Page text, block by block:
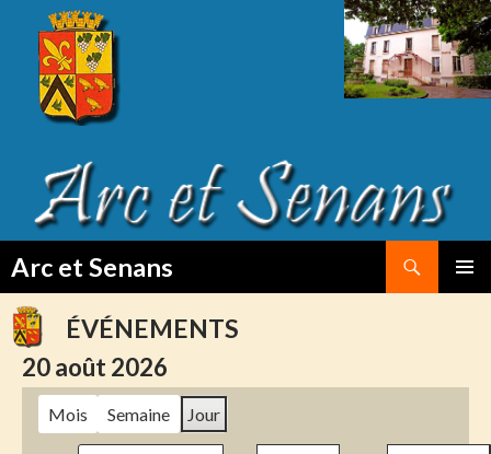
Arc et Senans
TO
CONTENTÉVÉNEMENTS
20 août 2026
Mois Semaine Jour